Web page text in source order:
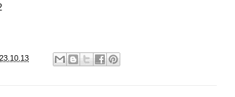
23.10.13